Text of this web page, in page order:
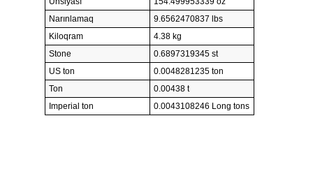
Narınlamaq
9.6562470837 lbs
Kiloqram
4.38 kg
Stone
0.6897319345 st
US ton
0.0048281235 ton
Ton
0.00438 t
Imperial ton
0.0043108246 Long tons